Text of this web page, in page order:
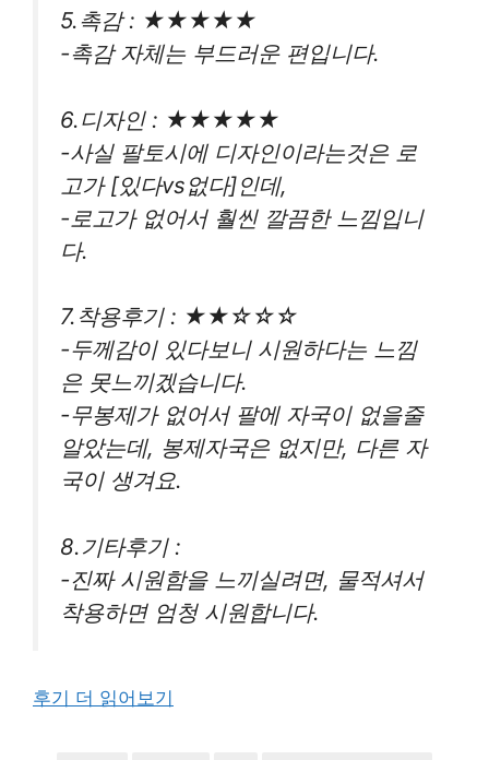
5.촉감 : ★★★★★
-촉감 자체는 부드러운 편입니다.
6.디자인 : ★★★★★
-사실 팔토시에 디자인이라는것은 로
고가 [있다vs없다]인데,
-로고가 없어서 훨씬 깔끔한 느낌입니
다.
7.착용후기 : ★★☆☆☆
-두께감이 있다보니 시원하다는 느낌
은 못느끼겠습니다.
-무봉제가 없어서 팔에 자국이 없을줄
알았는데, 봉제자국은 없지만, 다른 자
국이 생겨요.
8.기타후기 :
-진짜 시원함을 느끼실려면, 물적셔서
착용하면 엄청 시원합니다.
후기 더 읽어보기